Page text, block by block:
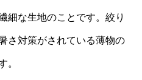
細な生地のことです。絞り
さ対策がされている薄物の
。